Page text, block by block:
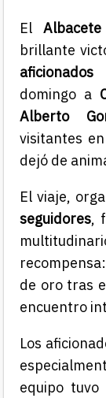
El
brillante
aficionados
domingo a
Alberto
visitantes
dejó de
El viaje,
seguidores,
de oro tras
encuentro
Los
equipo